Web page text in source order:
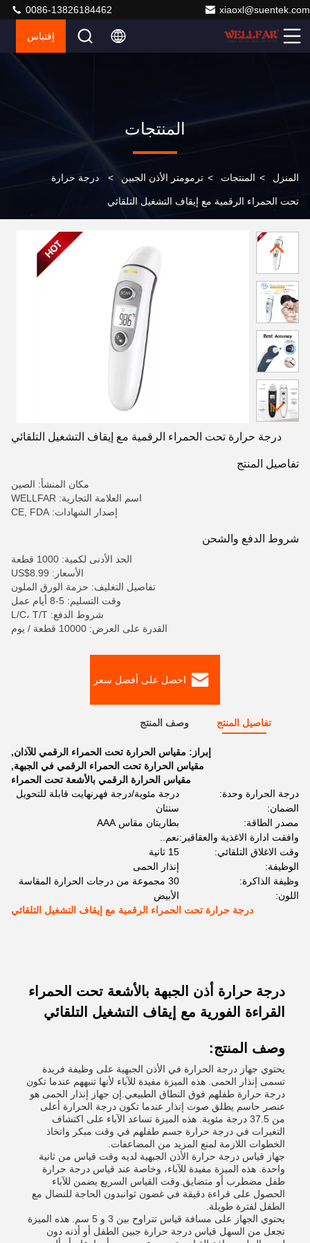
xiaoxl@suentek.com
0086-13826184462
إقتباس
المنتجات
المنزل > المنتجات > ترمومتر الأذن الجبين > درجة حرارة
تحت الحمراء الرقمية مع إيقاف التشغيل التلقائي
درجة حرارة تحت الحمراء الرقمية مع إيقاف التشغيل التلقائي
تفاصيل المنتج
مكان المنشأ: الصين
اسم العلامة التجارية: WELLFAR
إصدار الشهادات: CE, FDA
شروط الدفع والشحن
الحد الأدنى لكمية: 1000 قطعة
الأسعار: US$8.99
تفاصيل التغليف: حزمة الورق الملون
وقت التسليم: 5-8 أيام عمل
شروط الدفع: L/C، T/T
القدرة على العرض: 10000 قطعة / يوم
احصل على أفضل سعر
تفاصيل المنتج وصف المنتج
إبراز: مقياس الحرارة تحت الحمراء الرقمي للآذان,
مقياس الحرارة تحت الحمراء الرقمي في الجبهة,
مقياس الحرارة الرقمي بالأشعة تحت الحمراء
درجة الحرارة وحدة:
درجة مئوية/درجة فهرنهايت قابلة للتحويل
الضمان:
سنتان
مصدر الطاقة:
بطاريتان مقاس AAA
وافقت ادارة الاغذية والعقاقير:نعم..
وقت الاغلاق التلقائي:
15 ثانية
الوظيفة:
إنذار الحمى
وظيفة الذاكرة:
30 مجموعة من درجات الحرارة المقاسة
اللون:
الأبيض
درجة حرارة تحت الحمراء الرقمية مع إيقاف التشغيل التلقائي
درجة حرارة أذن الجبهة بالأشعة تحت الحمراء
القراءة الفورية مع إيقاف التشغيل التلقائي
وصف المنتج:
يحتوي جهاز درجة الحرارة في الأذن الجبهية على وظيفة فريدة
تسمى إنذار الحمى. هذه الميزة مفيدة للآباء لأنها تنبههم عندما تكون
درجة حرارة طفلهم فوق النطاق الطبيعي.إن جهاز إنذار الحمى هو
عنصر حاسم يطلق صوت إنذار عندما تكون درجة الحرارة أعلى
من 37.5 درجة مئوية. هذه الميزة تساعد الآباء على اكتشاف
التغيرات في درجة حرارة جسم طفلهم في وقت مبكر واتخاذ
الخطوات اللازمة لمنع المزيد من المضاعفات.
جهاز قياس درجة حرارة الأذن الجبهية لديه وقت قياس من ثانية
واحدة. هذه الميزة مفيدة للآباء، وخاصة عند قياس درجة حرارة
طفل مضطرب أو متضايق.وقت القياس السريع يضمن للآباء
الحصول على قراءة دقيقة في غضون ثوانبدون الحاجة للنضال مع
الطفل لفترة طويلة.
يحتوي الجهاز على مسافة قياس تتراوح بين 3 و 5 سم. هذه الميزة
تجعل من السهل قياس درجة حرارة جبين الطفل أو أذنه دون